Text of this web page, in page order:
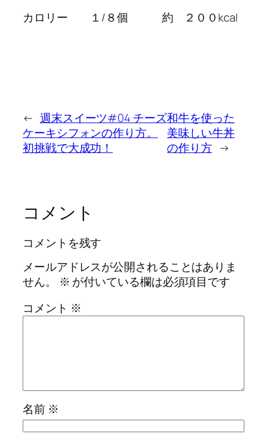
カロリー １/８個 約 ２００kcal
← 週末スイーツ#04 チーズ
ケーキシフォンの作り方。
初挑戦で大成功！
和牛を使った
美味しい牛丼
の作り方 →
コメント
コメントを残す
メールアドレスが公開されることはありま
せん。
※ が付いている欄は必須項目です
コメント ※
名前 ※